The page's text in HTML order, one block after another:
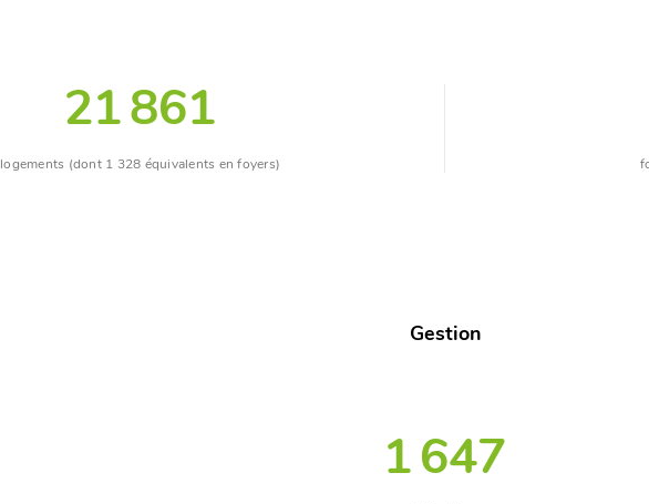
21 861
logements (dont 1 328 équivalents en foyers)
Gestion
1 647